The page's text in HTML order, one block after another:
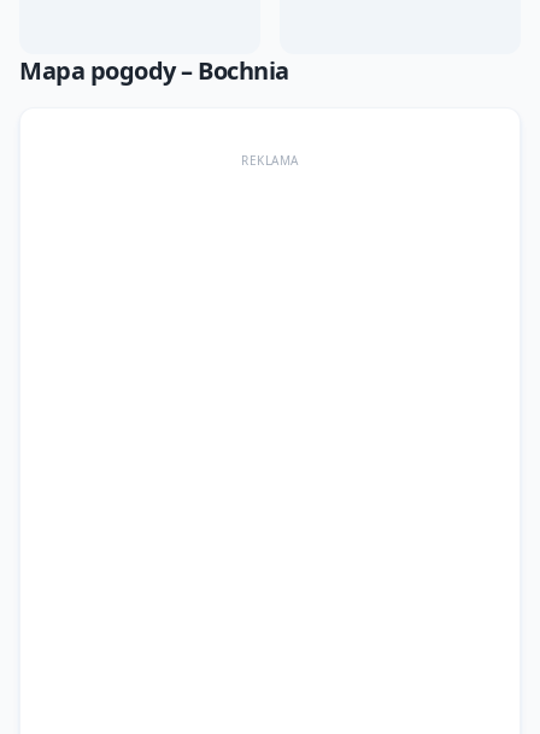
Mapa pogody –Bochnia
REKLAMA